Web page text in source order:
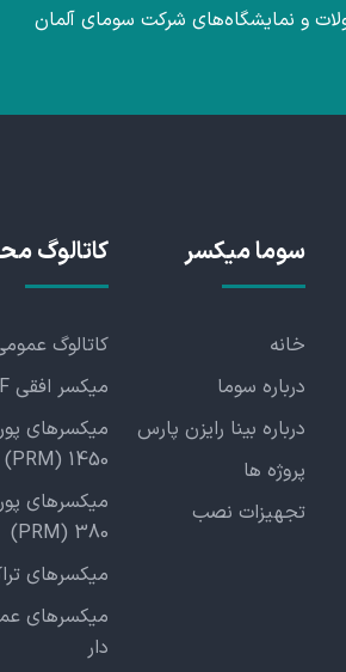
و نمایشگاه‌های شرکت سومای آلمان
سوما میکسر
خانه
درباره سوما
درباره بینا رایزن پارس
پروژه ها
تجهیزات نصب
کاتالوگ
کاتالوگ
میکسر افقی SHUT-OFF
میکسرهای
1450 (PRM)
میکسرهای
380 (PRM)
میکسرهای
میکسرهای
دار